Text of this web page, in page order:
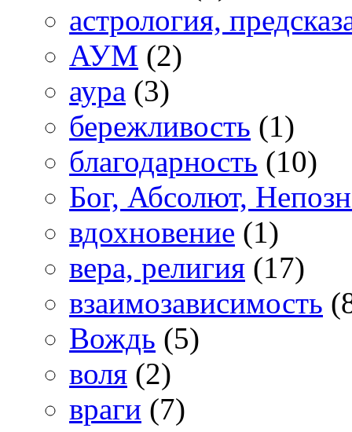
астрология,
АУМ (2)
аура (3)
бережливость (1)
благодарность (10)
Бог, Абсолют,
вдохновение (1)
вера, религия (17)
взаимозависимость
Вождь (5)
воля (2)
враги (7)